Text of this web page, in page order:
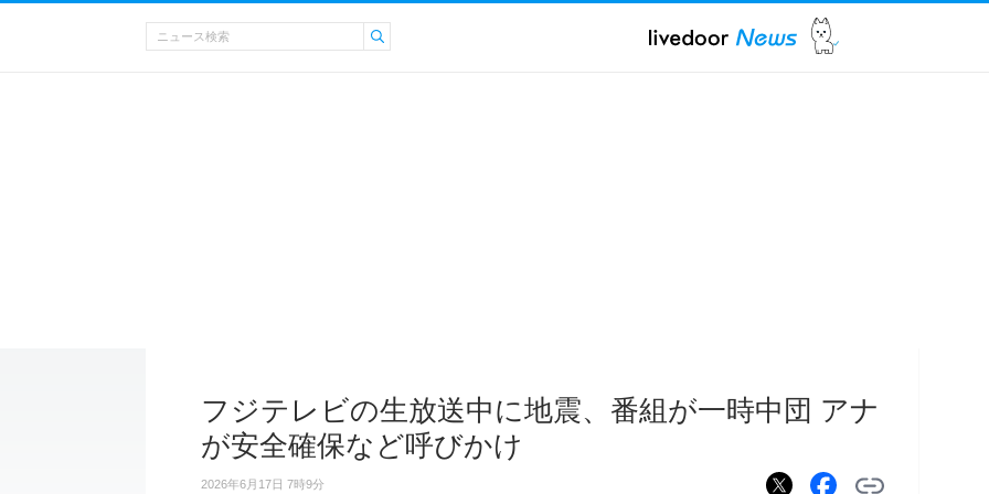
フジテレビの生放送中に地震、番組が一時中団 アナ
が安全確保など呼びかけ
2026年6月17日 7時9分